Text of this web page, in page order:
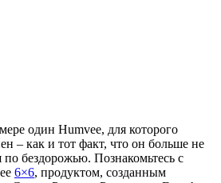
один Humvee, для которого
– как и тот факт, что он больше не
по бездорожью. Познакомьтесь с
6×6, продуктом, созданным